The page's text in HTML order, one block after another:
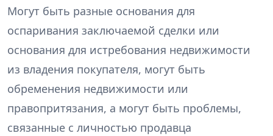
Могут быть разные основания для
оспаривания заключаемой сделки или
основания для истребования недвижимости
из владения покупателя, могут быть
обременения недвижимости или
правопритязания, а могут быть проблемы,
связанные с личностью продавца